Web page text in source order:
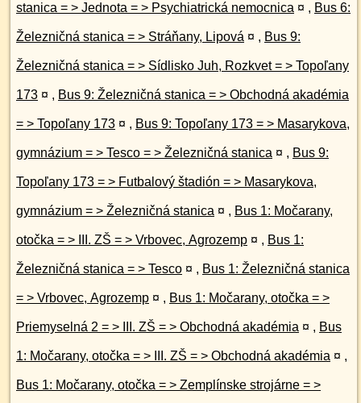
stanica = > Jednota = > Psychiatrická nemocnica ¤ , Bus 6:
Železničná stanica = > Stráňany, Lipová ¤ , Bus 9:
Železničná stanica = > Sídlisko Juh, Rozkvet = > Topoľany
173 ¤ , Bus 9: Železničná stanica = > Obchodná akadémia
= > Topoľany 173 ¤ , Bus 9: Topoľany 173 = > Masarykova,
gymnázium = > Tesco = > Železničná stanica ¤ , Bus 9:
Topoľany 173 = > Futbalový štadión = > Masarykova,
gymnázium = > Železničná stanica ¤ , Bus 1: Močarany,
otočka = > III. ZŠ = > Vrbovec, Agrozemp ¤ , Bus 1:
Železničná stanica = > Tesco ¤ , Bus 1: Železničná stanica
= > Vrbovec, Agrozemp ¤ , Bus 1: Močarany, otočka = >
Priemyselná 2 = > III. ZŠ = > Obchodná akadémia ¤ , Bus
1: Močarany, otočka = > III. ZŠ = > Obchodná akadémia ¤ ,
Bus 1: Močarany, otočka = > Zemplínske strojárne = >